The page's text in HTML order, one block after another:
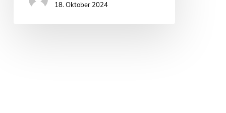
18. Oktober 2024